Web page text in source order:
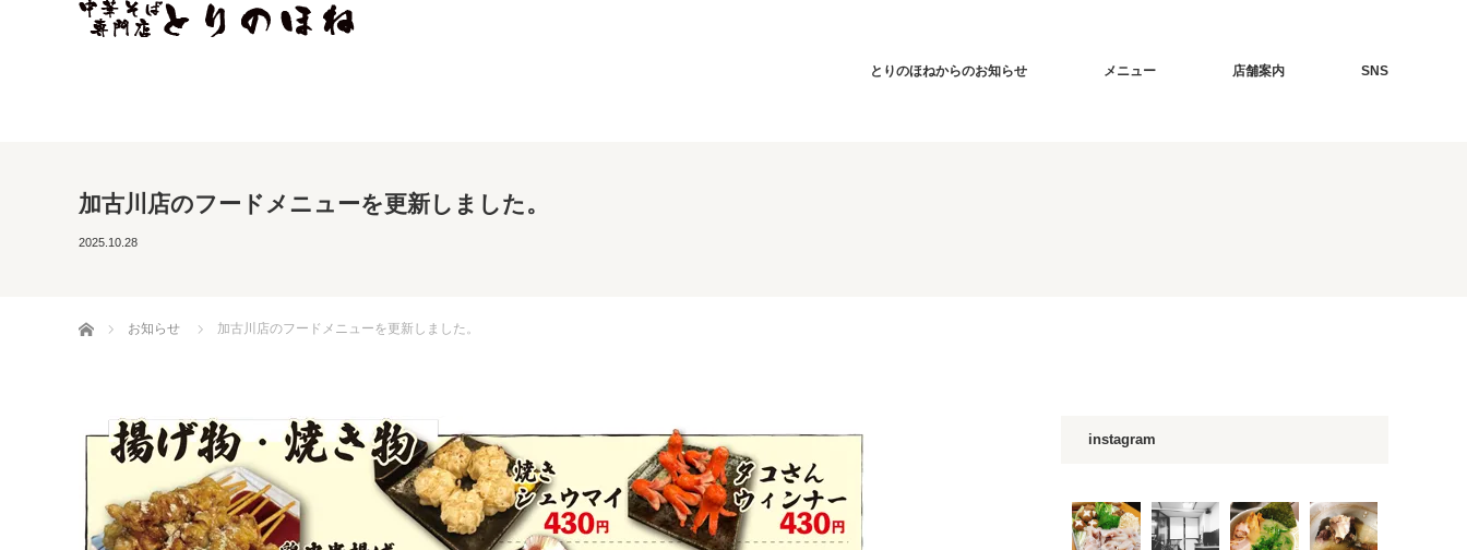
とりのほねからのお知らせ メニュー 店舗案内 SNS
加古川店のフードメニューを更新しました。
2025.10.28
ホーム お知らせ 加古川店のフードメニューを更新しました。
instagram